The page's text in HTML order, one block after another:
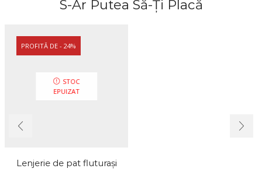
S-Ar Putea Să-Ți Placă
PROFITĂ DE - 24%
STOC
EPUIZAT
Lenjerie de pat fluturaşi